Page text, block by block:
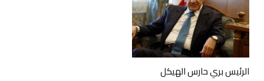
الرئيس بري حارس الهيكل